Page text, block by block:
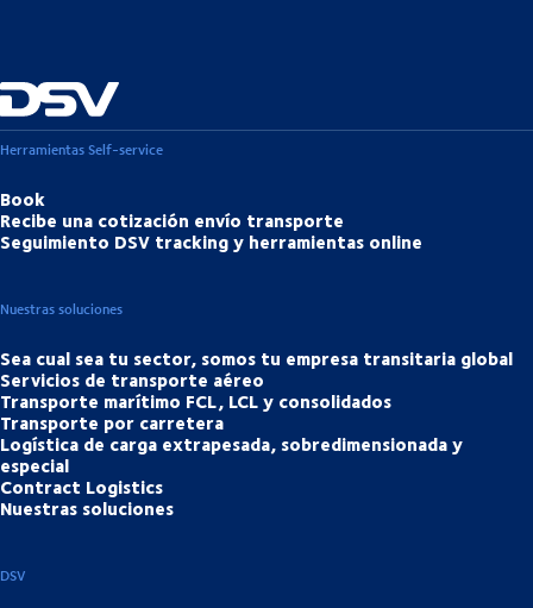
Herramientas Self-service
Book
Recibe una cotización envío transporte
Seguimiento DSV tracking y herramientas online
Nuestras soluciones
Sea cual sea tu sector, somos tu empresa transitaria global
Servicios de transporte aéreo
Transporte marítimo FCL, LCL y consolidados
Transporte por carretera
Logística de carga extrapesada, sobredimensionada y
especial
Contract Logistics
Nuestras soluciones
DSV